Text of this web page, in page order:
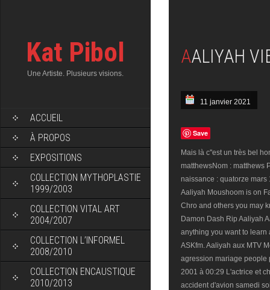
Kat Pibol
Une Artiste. Plusieurs visions.
ACCUEIL
À PROPOS
EXPOSITIONS
COLLECTION MYTHOPLASTIE
1999/2003
COLLECTION VITAL ART
2004/2007
COLLECTION L’INFORMEL
2008/2010
COLLECTION ENCAUSTIQUE
2010/2013
AALIYAH
11 janvier 2021
Save
Mais là c''est un très bel
matthewsNom : matthews
naissance : quatorze
Aaliyah Moushoom is on
Chro and others you may
Damon Dash Rip Aaliyah
anything you want to
ASKfm. Aaliyah aux MTV
agression mariage people
2001 à 00:29 L'actrice et
accident d'avion samedi